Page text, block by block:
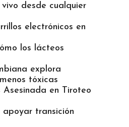
desde cualquier
electrónicos en
los lácteos
explora
tóxicas
Asesinada en Tiroteo
transición